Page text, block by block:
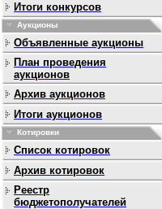
Итоги конкурсов
Аукционы
Объявленные аукционы
План проведения
аукционов
Архив аукционов
Итоги аукционов
Котировки
Список котировок
Архив котировок
Реестр
бюджетополучателей